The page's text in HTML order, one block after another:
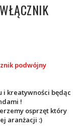
podwójny
i kreatywności będąc
!
osprzęt który
aranżacji :)